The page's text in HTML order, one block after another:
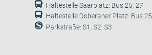
Haltestelle Saarplatz: Bus 25, 27
Haltestelle Doberaner Platz: Bus 25
Parkstraße: S1, S2, S3